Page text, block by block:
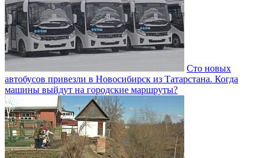
Сто новых
автобусов привезли в Новосибирск из Татарстана. Когда
машины выйдут на городские маршруты?